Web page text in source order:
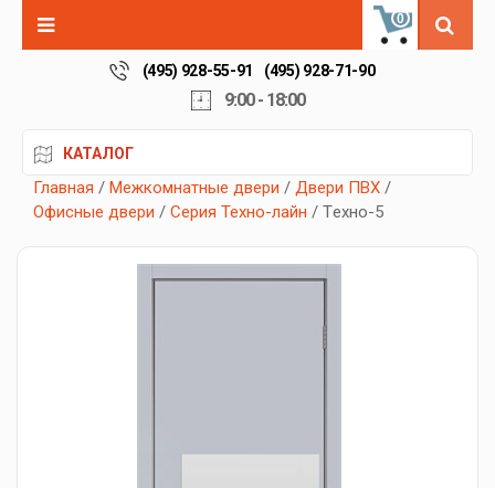
0
(495) 928-55-91 (495) 928-71-90
9:00 - 18:00
КАТАЛОГ
Главная / Межкомнатные двери / Двери ПВХ /
Офисные двери / Серия Техно-лайн / Tехно-5